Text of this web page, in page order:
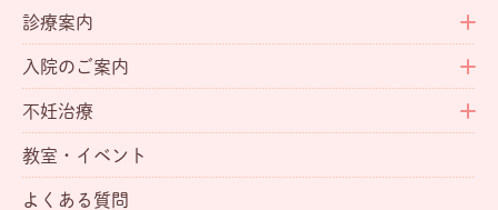
診療案内
入院のご案内
不妊治療
教室・イベント
よくある質問